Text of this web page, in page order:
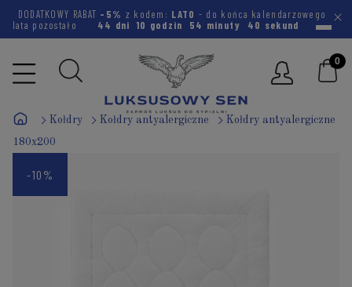
DODATKOWY RABAT -5% z kodem: LATO - do końca kalendarzowego
lata pozostało
44 dni 10 godzin 54 minuty 39 sekund
Kołdry Kołdry antyalergiczne Kołdry antyalergiczne
180x200
-10%